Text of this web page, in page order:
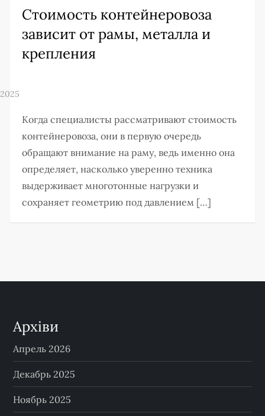
Стоимость контейнеровоза
зависит от рамы, металла и
крепления
Когда специалисты рассматривают стоимость
контейнеровоза, они в первую очередь
обращают внимание на раму, ведь именно она
определяет, насколько уверенно техника
выдерживает многотонные нагрузки и
сохраняет геометрию под давлением […]
Архіви
Апрель 2026
Декабрь 2025
Ноябрь 2025